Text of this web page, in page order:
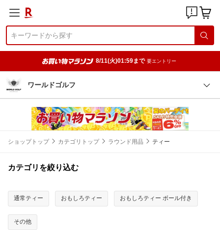
8/11(火)01:59まで 要エントリー
ワールドゴルフ
ショップトップ カテゴリトップ ラウンド用品 ティー
カテゴリを絞り込む
通常ティー おもしろティー おもしろティー ボール付き
その他